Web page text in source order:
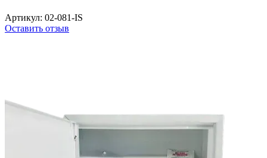
Артикул: 02-081-IS
Оставить отзыв